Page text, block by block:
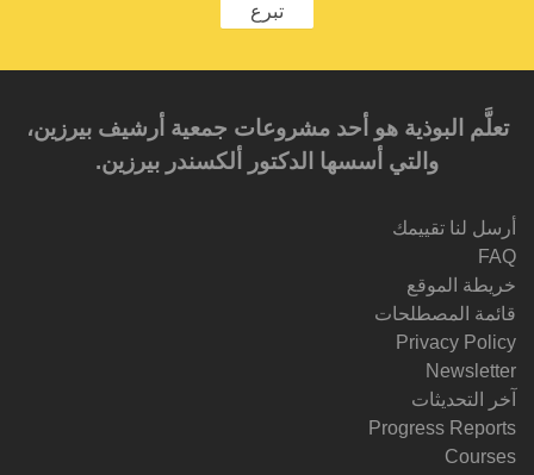
تبرع
تعلَّم البوذية هو أحد مشروعات جمعية أرشيف بيرزين،
والتي أسسها الدكتور ألكسندر بيرزين.‎‎
أرسل لنا تقييمك
FAQ
خريطة الموقع
قائمة المصطلحات
Privacy Policy
Newsletter
آخر التحديثات
Progress Reports
Courses